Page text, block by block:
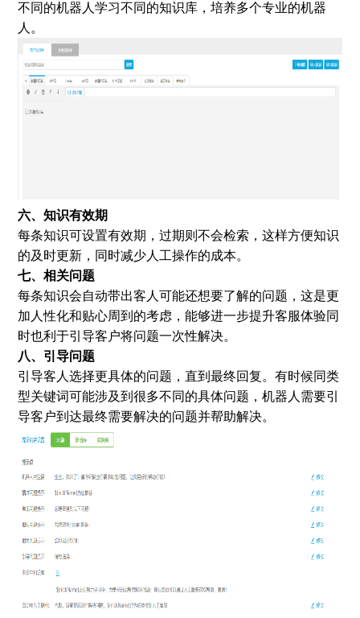
不同的机器人学习不同的知识库，培养多个专业的机器
人。
六、知识有效期
每条知识可设置有效期，过期则不会检索，这样方便知识
的及时更新，同时减少人工操作的成本。
七、相关问题
每条知识会自动带出客人可能还想要了解的问题，这是更
加人性化和贴心周到的考虑，能够进一步提升客服体验同
时也利于引导客户将问题一次性解决。
八、引导问题
引导客人选择更具体的问题，直到最终回复。有时候同类
型关键词可能涉及到很多不同的具体问题，机器人需要引
导客户到达最终需要解决的问题并帮助解决。